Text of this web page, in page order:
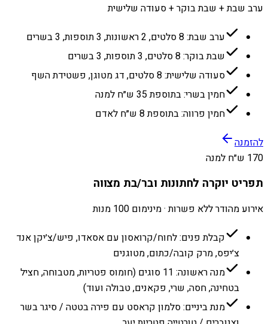
ערב שבת + שבת בוקר + סעודה שלישית
ערב שבת: 8 סלטים, 2 ראשונות, 3 תוספות, 3 בשרים
שבת בוקר: 8 סלטים, 3 תוספות, 3 בשרים
סעודה שלישית: 8 סלטים, דג מטוגן, פשטידת השף
חמין בשרי: בתוספת 35 ש״ח למנה
חמין פרווה: בתוספת 8 ש״ח לאדם
להזמנה
170 ש״ח למנה
תפריט יוקרה לחתונות ובר/בת מצווה
אירוע מהודר ללא פשרות · מינימום 100 מנות
קבלת פנים: לחוח/קרואסון עם אסאדו, פיש/צ׳יקן אנד
צ׳יפס, מרק קובה/כתום, מטוגנים
מנה ראשונה: 11 סוגים (חומוס פטריות, מטבוחה, חציל
בטחינה, חסה, שרי, פקאנים, טבולה ועוד)
מנת ביניים: סלמון קראסט עם פירה בטטה / סיגר בשר